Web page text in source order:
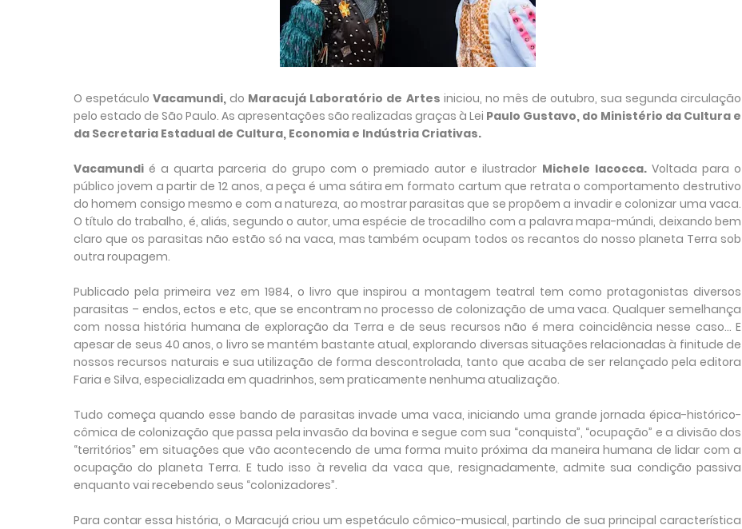
OespetáculoVacamundi,do Maracujá Laboratório de Artes iniciou, no mês de outubro, sua segunda circulação
pelo estado de São Paulo. As apresentações são realizadas graças à Lei Paulo Gustavo, do Ministério da Cultura e
da Secretaria Estadual de Cultura, Economia e Indústria Criativas.
Vacamundi é a quarta parceria do grupo com o premiado autor e ilustrador Michele Iacocca. Voltada para o
público jovem a partir de 12 anos, a peça é uma sátira em formato cartum que retrata o comportamento destrutivo
do homem consigo mesmo e com a natureza, ao mostrar parasitas que se propõem a invadir e colonizar uma vaca.
O título do trabalho, é, aliás, segundo o autor, uma espécie de trocadilho com a palavra mapa-múndi, deixando bem
claro que os parasitas não estão só na vaca, mas também ocupam todos os recantos do nosso planeta Terra sob
outra roupagem.
Publicado pela primeira vez em 1984, o livro que inspirou a montagem teatral tem como protagonistas diversos
parasitas – endos, ectos e etc, que se encontram no processo de colonização de uma vaca. Qualquer semelhança
com nossa história humana de exploração da Terra e de seus recursos não é mera coincidência nesse caso... E
apesar de seus 40 anos, o livro se mantém bastante atual, explorando diversas situações relacionadas à finitude de
nossos recursos naturais e sua utilização de forma descontrolada, tanto que acaba de ser relançado pela editora
Faria e Silva, especializada em quadrinhos, sem praticamente nenhuma atualização.
Tudo começa quando esse bando de parasitas invade uma vaca, iniciando uma grande jornada épica-histórico-
cômica de colonização que passa pela invasão da bovina e segue com sua “conquista”, “ocupação” e a divisão dos
“territórios” em situações que vão acontecendo de uma forma muito próxima da maneira humana de lidar com a
ocupação do planeta Terra. E tudo isso à revelia da vaca que, resignadamente, admite sua condição passiva
enquanto vai recebendo seus “colonizadores”.
Para contar essa história, o Maracujá criou um espetáculo cômico-musical, partindo de sua principal característica